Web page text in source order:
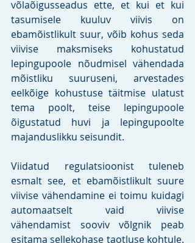
võlaõigusseadus ette, et kui et kui
tasumisele kuuluv viivis on
ebamõistlikult suur, võib kohus seda
viivise maksmiseks kohustatud
lepingupoole nõudmisel vähendada
mõistliku suuruseni, arvestades
eelkõige kohustuse täitmise ulatust
tema poolt, teise lepingupoole
õigustatud huvi ja lepingupoolte
majanduslikku seisundit.
Viidatud regulatsioonist tuleneb
esmalt see, et ebamõistlikult suure
viivise vähendamine ei toimu kuidagi
automaatselt vaid viivise
vähendamist sooviv võlgnik peab
esitama sellekohase taotluse kohtule.